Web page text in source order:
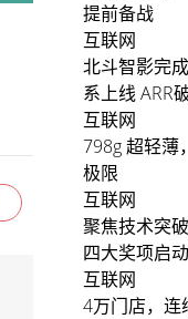
提前备战
互联网
北斗智影完
系上线 ARR
互联网
798g 超轻薄
极限
互联网
聚焦技术突
四大奖项启
互联网
4万门店，连